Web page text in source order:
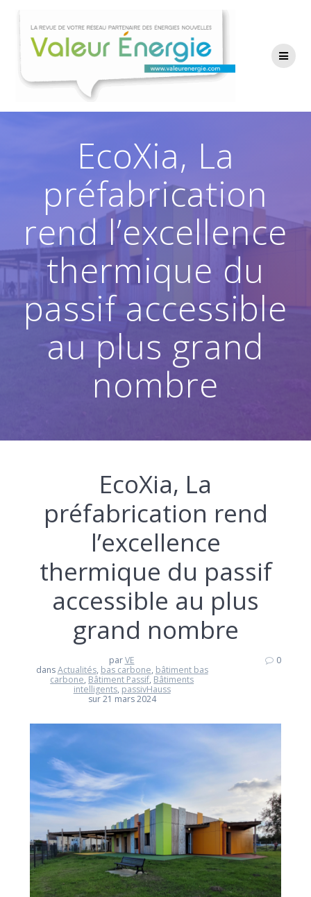
contenu
EcoXia, La
préfabrication
rend l’excellence
thermique du
passif accessible
au plus grand
nombre
EcoXia, La
préfabrication rend
l’excellence
thermique du passif
accessible au plus
grand nombre
parVE
dansActualités, bas carbone, bâtiment bas
carbone, Bâtiment Passif, Bâtiments
intelligents, passivHauss
sur 21 mars 2024
0